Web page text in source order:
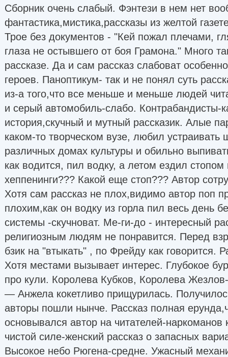
Сборник очень слабый. Фэнтези в нем нет
фантастика,мистика,рассказы из желтой
Трое без документов - "Кей пожал плечами,
глаза не остывшего от боя Грамона." Много
рассказе. Да и сам рассказ слабоват
героев. Паноптикум- так и не понял суть
из-а того,что все меньше и меньше людей
и серый автомобиль-слабо. Контрабандисты-
история,скучный и мутный рассказик. Алые
каком-то творческом вузе, любил устраивать
различных домах культуры и обильно
как водится, пил водку, а летом ездил
хеппенинги??? Какой еще стоп??? Автор
Хотя сам рассказ не плох,видимо автор поп
плохим,как он водку из горла пил весь день
системы -скучноват. Ме-ги-до - интересный
религиозным людям не понравится. Перед
бзик на "втыкать" , по Фрейду как говорится.
Хотя местами вызывает интерес. Глубокое
про кули. Королева Кубков, Королева
— Анжела кокетливо прищурилась.
авторы пошли нынче. Рассказ полная
основывался автор на читателей-наркоманов
чистой силе-женский рассказ о запасных
Высокое небо Рюгена-средне. Ужасный